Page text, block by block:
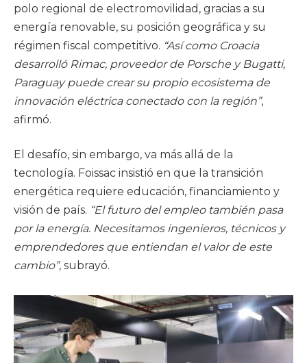
polo regional de electromovilidad, gracias a su
energía renovable, su posición geográfica y su
régimen fiscal competitivo. “Así como Croacia
desarrolló Rimac, proveedor de Porsche y Bugatti,
Paraguay puede crear su propio ecosistema de
innovación eléctrica conectado con la región”,
afirmó.
El desafío, sin embargo, va más allá de la
tecnología. Foissac insistió en que la transición
energética requiere educación, financiamiento y
visión de país. “El futuro del empleo también pasa
por la energía. Necesitamos ingenieros, técnicos y
emprendedores que entiendan el valor de este
cambio”, subrayó.